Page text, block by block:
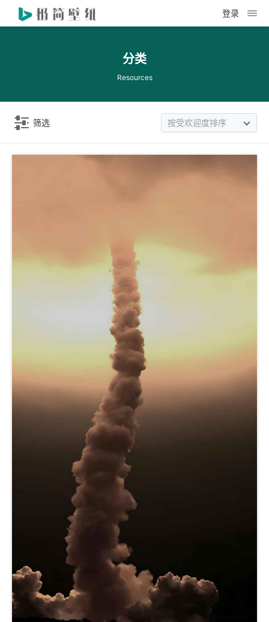
登录
分类
Resources
筛选 按受欢迎度排序